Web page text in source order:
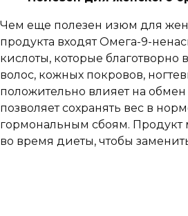
Чем еще полезен изюм для
продукта входят Омега-9-
кислоты, которые благотворно
волос, кожных покровов,
положительно влияет на обмен
позволяет сохранять вес в
гормональным сбоям. Продукт
во время диеты, чтобы